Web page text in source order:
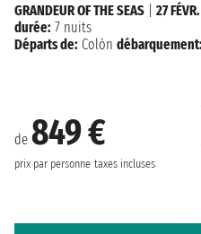
de 849 €
prix par personne taxes incluses
GRANDEUR OF THE SEAS
27
durée: 7 nuits
Départs de: Colón débarquement: